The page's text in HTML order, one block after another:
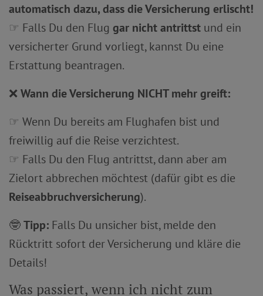
automatisch dazu, dass die Versicherung erlischt!
☞ Falls Du den Flug gar nicht antrittst und ein
versicherter Grund vorliegt, kannst Du eine
Erstattung beantragen.
❌Wann die Versicherung NICHT mehr greift:
☞ Wenn Du bereits am Flughafen bist und
freiwillig auf die Reise verzichtest.
☞ Falls Du den Flug antrittst, dann aber am
Zielort abbrechen möchtest (dafür gibt es die
Reiseabbruchversicherung).
🤓Tipp: Falls Du unsicher bist, melde den
Rücktritt sofort der Versicherung und kläre die
Details!
Was passiert, wenn ich nicht zum